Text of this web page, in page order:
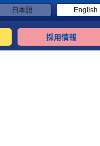
日本語 English
採用情報